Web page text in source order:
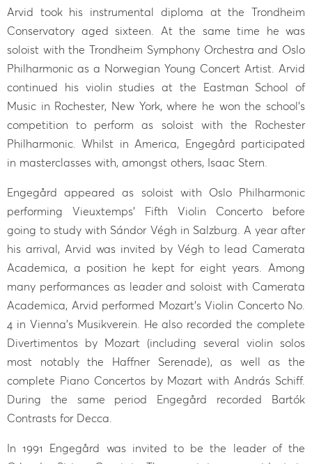
Arvid took his instrumental diploma at the Trondheim
Conservatory aged sixteen. At the same time he was
soloist with the Trondheim Symphony Orchestra and Oslo
Philharmonic as a Norwegian Young Concert Artist. Arvid
continued his violin studies at the Eastman School of
Music in Rochester, New York, where he won the school’s
competition to perform as soloist with the Rochester
Philharmonic. Whilst in America, Engegård participated
in masterclasses with, amongst others, Isaac Stern.
Engegård appeared as soloist with Oslo Philharmonic
performing Vieuxtemps’ Fifth Violin Concerto before
going to study with Sándor Végh in Salzburg. A year after
his arrival, Arvid was invited by Végh to lead Camerata
Academica, a position he kept for eight years. Among
many performances as leader and soloist with Camerata
Academica, Arvid performed Mozart’s Violin Concerto No.
4 in Vienna’s Musikverein. He also recorded the complete
Divertimentos by Mozart (including several violin solos
most notably the Haffner Serenade), as well as the
complete Piano Concertos by Mozart with András Schiff.
During the same period Engegård recorded Bartók
Contrasts for Decca.
In 1991 Engegård was invited to be the leader of the